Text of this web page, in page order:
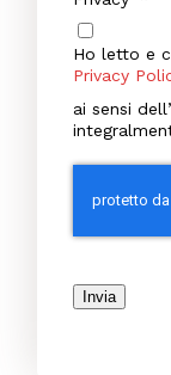
Ho letto e
Privacy
ai sensi
Invia